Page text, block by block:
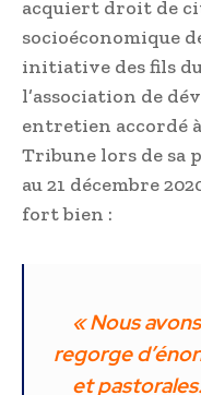
acquiert droit de
socioéconomique
initiative des fils
l’association de
entretien accordé
Tribune lors de sa
au 21 décembre
fort bien :
« Nous
regorge
et